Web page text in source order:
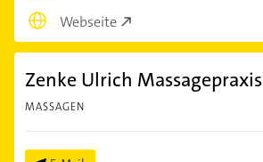
Webseite
Zenke Ulrich Massagepraxis
MASSAGEN